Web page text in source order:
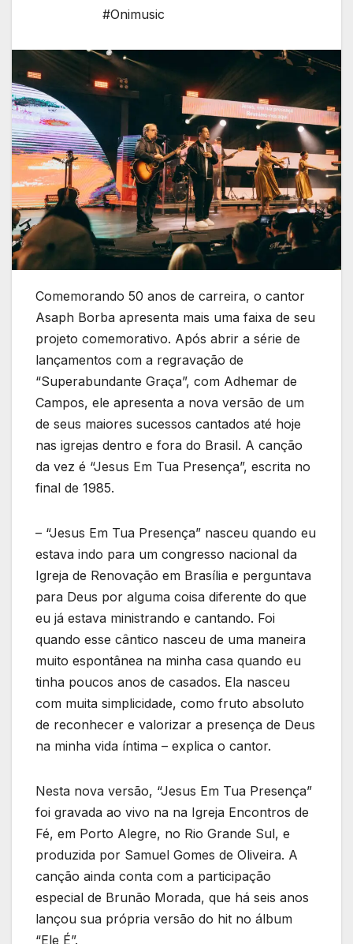
#Onimusic
Comemorando 50 anos de carreira, o cantor
Asaph Borba apresenta mais uma faixa de seu
projeto comemorativo. Após abrir a série de
lançamentos com a regravação de
“Superabundante Graça”, com Adhemar de
Campos, ele apresenta a nova versão de um
de seus maiores sucessos cantados até hoje
nas igrejas dentro e fora do Brasil. A canção
da vez é “Jesus Em Tua Presença”, escrita no
final de 1985.
– “Jesus Em Tua Presença” nasceu quando eu
estava indo para um congresso nacional da
Igreja de Renovação em Brasília e perguntava
para Deus por alguma coisa diferente do que
eu já estava ministrando e cantando. Foi
quando esse cântico nasceu de uma maneira
muito espontânea na minha casa quando eu
tinha poucos anos de casados. Ela nasceu
com muita simplicidade, como fruto absoluto
de reconhecer e valorizar a presença de Deus
na minha vida íntima – explica o cantor.
Nesta nova versão, “Jesus Em Tua Presença”
foi gravada ao vivo na na Igreja Encontros de
Fé, em Porto Alegre, no Rio Grande Sul, e
produzida por Samuel Gomes de Oliveira. A
canção ainda conta com a participação
especial de Brunão Morada, que há seis anos
lançou sua própria versão do hit no álbum
“Ele É”.